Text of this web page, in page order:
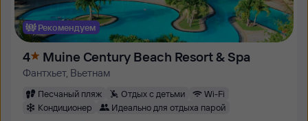
Рекомендуем
4 Muine Century Beach Resort & Spa
Фантхьет, Вьетнам
Песчаный пляж Отдых с детьми
Wi-Fi
Кондиционер
Идеально для отдыха парой